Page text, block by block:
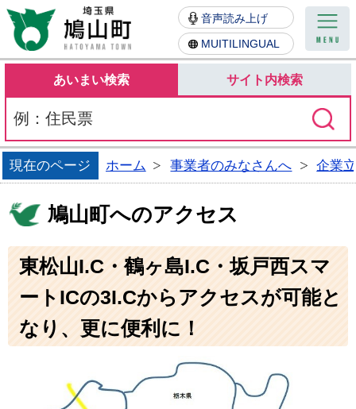
鳩山町
音声読み上げ
MUITILINGUAL
あいまい検索 サイト内検索
現在のページ ホーム 事業者のみなさんへ 企業
鳩山町へのアクセス
東松山I.C・鶴ヶ島I.C・坂戸西スマ
ートICの3I.Cからアクセスが可能と
なり、更に便利に！